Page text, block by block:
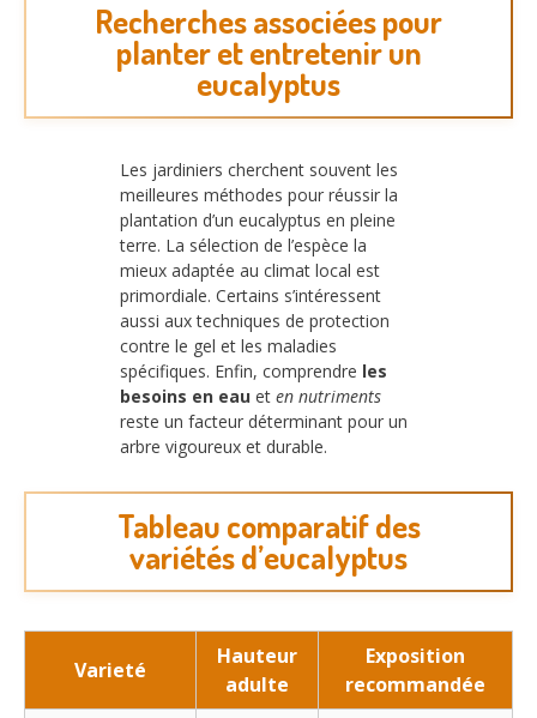
Recherches associées pour
planter et entretenir un
eucalyptus
Les jardiniers cherchent souvent les
meilleures méthodes pour réussir la
plantation d’un eucalyptus en pleine
terre. La sélection de l’espèce la
mieux adaptée au climat local est
primordiale. Certains s’intéressent
aussi aux techniques de protection
contre le gel et les maladies
spécifiques. Enfin, comprendre les
besoins en eau et en nutriments
reste un facteur déterminant pour un
arbre vigoureux et durable.
Tableau comparatif des
variétés d’eucalyptus
Varieté
Hauteur
adulte
Exposition
recommandée